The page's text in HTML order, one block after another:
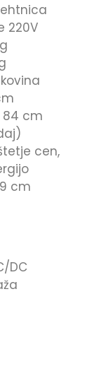
220V
84 cm
cen,
cm
DC